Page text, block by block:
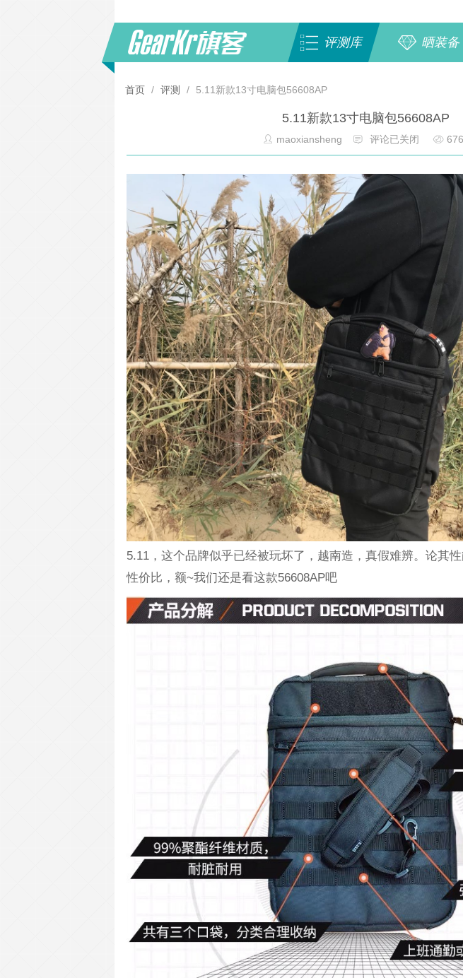
评测库 晒装备
首页 / 评测 / 5.11新款13寸电脑包56608AP
5.11新款13寸电脑包56608AP
maoxiansheng 评论已关闭
5.11，这个品牌似乎已经被玩坏了，越南造，真假难辨。论其
性价比，额~我们还是看这款56608AP吧